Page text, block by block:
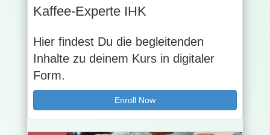
Kaffee-Experte IHK
Hier findest Du die begleitenden
Inhalte zu deinem Kurs in digitaler
Form.
Enroll Now